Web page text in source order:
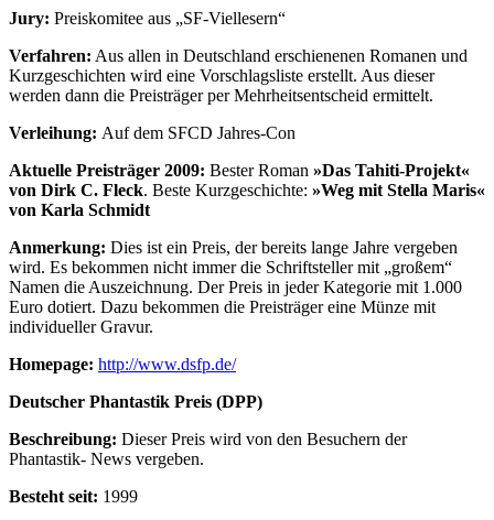
Jury: Preiskomitee aus „SF-Viellesern“
Verfahren: Aus allen in Deutschland erschienenen Romanen und
Kurzgeschichten wird eine Vorschlagsliste erstellt. Aus dieser
werden dann die Preisträger per Mehrheitsentscheid ermittelt.
Verleihung: Auf dem SFCD Jahres-Con
Aktuelle Preisträger 2009: Bester Roman »Das Tahiti-Projekt«
von Dirk C. Fleck. Beste Kurzgeschichte: »Weg mit Stella Maris«
von Karla Schmidt
Anmerkung: Dies ist ein Preis, der bereits lange Jahre vergeben
wird. Es bekommen nicht immer die Schriftsteller mit „großem“
Namen die Auszeichnung. Der Preis in jeder Kategorie mit 1.000
Euro dotiert. Dazu bekommen die Preisträger eine Münze mit
individueller Gravur.
Homepage: http://www.dsfp.de/
Deutscher Phantastik Preis (DPP)
Beschreibung: Dieser Preis wird von den Besuchern der
Phantastik- News vergeben.
Besteht seit: 1999